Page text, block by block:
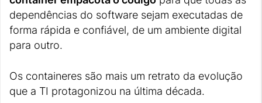
dependências do software sejam executadas de
forma rápida e confiável, de um ambiente digital
para outro.
Os containeres são mais um retrato da evolução
que a TI protagonizou na última década.